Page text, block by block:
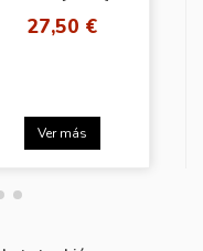
BDM
27,50 €
Ver más